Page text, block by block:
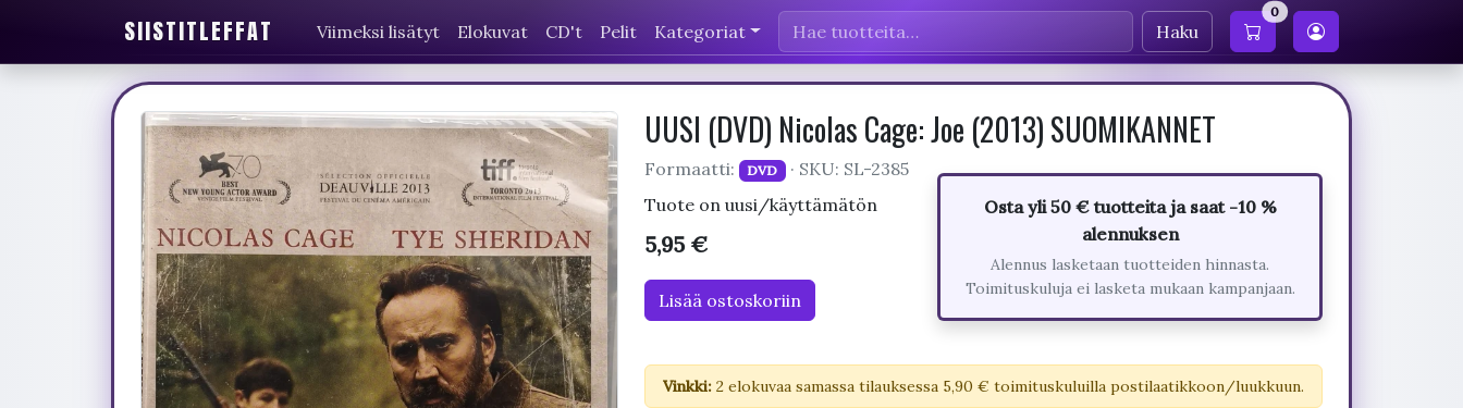
SIISTITLEFFAT Viimeksi lisätyt Elokuvat CD't Pelit Kategoriat Haku
0
UUSI (DVD) Nicolas Cage: Joe (2013) SUOMIKANNET
Formaatti: DVD
· SKU: SL-2385
Tuote on uusi/käyttämätön
5,95 €
Lisää ostoskoriin
Osta yli 50 € tuotteita ja saat -10 %
alennuksen
Alennus lasketaan tuotteiden hinnasta.
Toimituskuluja ei lasketa mukaan kampanjaan.
Vinkki:2 elokuvaa samassa tilauksessa 5,90 € toimituskuluilla postilaatikkoon/luukkuun.